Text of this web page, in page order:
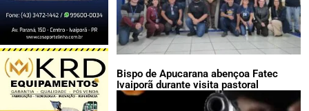
Bispo de Apucarana abençoa Fatec
Ivaiporã durante visita pastoral